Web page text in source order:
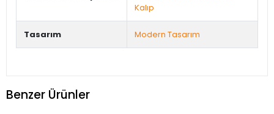
Kalıp
Tasarım Modern Tasarım
Benzer Ürünler